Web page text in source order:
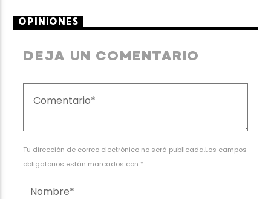
OPINIONES
DEJA UN COMENTARIO
Tu dirección de correo electrónico no será publicada.Los campos
obligatorios están marcados con *